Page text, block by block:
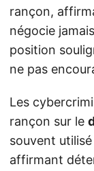
rançon,
négocie
position
ne pas
Les
rançon sur le
souvent
affirmant